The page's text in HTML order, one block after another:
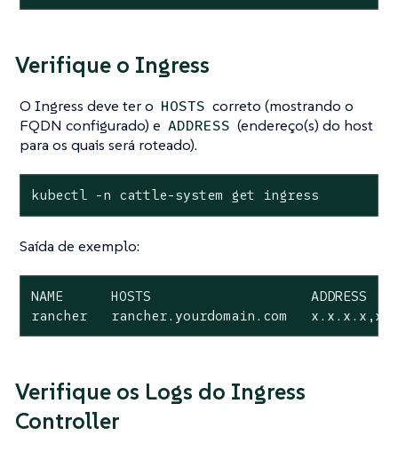
Verifique o Ingress
O Ingress deve ter o HOSTS correto (mostrando o
FQDN configurado) e ADDRESS (endereço(s) do host
para os quais será roteado).
kubectl -n cattle-system get ingress
Saída de exemplo:
NAME      HOSTS                    ADDRESS
rancher   rancher.yourdomain.com
Verifique os Logs do Ingress
Controller